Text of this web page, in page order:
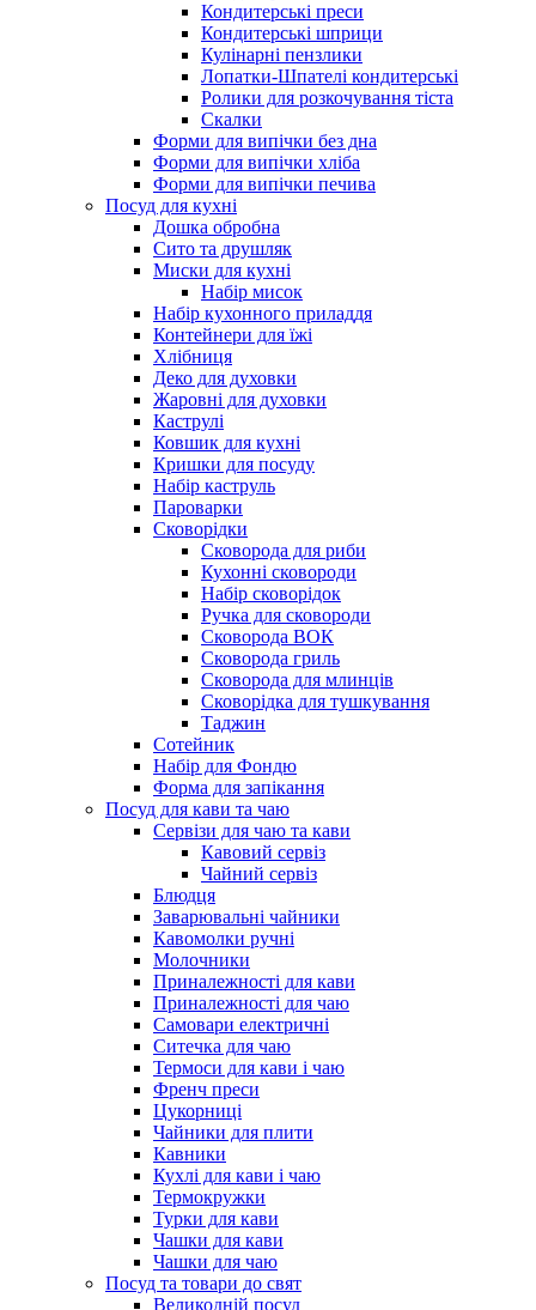
Кондитерські преси
Кондитерські шприци
Кулінарні пензлики
Лопатки-Шпателі кондитерські
Ролики для розкочування тіста
Скалки
Форми для випічки без дна
Форми для випічки хліба
Форми для випічки печива
Посуд для кухні
Дошка обробна
Сито та друшляк
Миски для кухні
Набір мисок
Набір кухонного приладдя
Контейнери для їжі
Хлібниця
Деко для духовки
Жаровні для духовки
Каструлі
Ковшик для кухні
Кришки для посуду
Набір каструль
Пароварки
Сковорідки
Сковорода для риби
Кухонні сковороди
Набір сковорідок
Ручка для сковороди
Сковорода ВОК
Сковорода гриль
Сковорода для млинців
Сковорідка для тушкування
Таджин
Сотейник
Набір для Фондю
Форма для запікання
Посуд для кави та чаю
Сервізи для чаю та кави
Кавовий сервіз
Чайний сервіз
Блюдця
Заварювальні чайники
Кавомолки ручні
Молочники
Приналежності для кави
Приналежності для чаю
Самовари електричні
Ситечка для чаю
Термоси для кави і чаю
Френч преси
Цукорниці
Чайники для плити
Кавники
Кухлі для кави і чаю
Термокружки
Турки для кави
Чашки для кави
Чашки для чаю
Посуд та товари до свят
Великодній посуд